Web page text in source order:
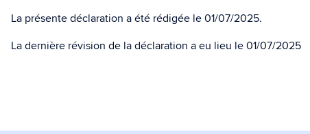
La présente déclaration a été rédigée le 01/07/2025.
La dernière révision de la déclaration a eu lieu le 01/07/2025